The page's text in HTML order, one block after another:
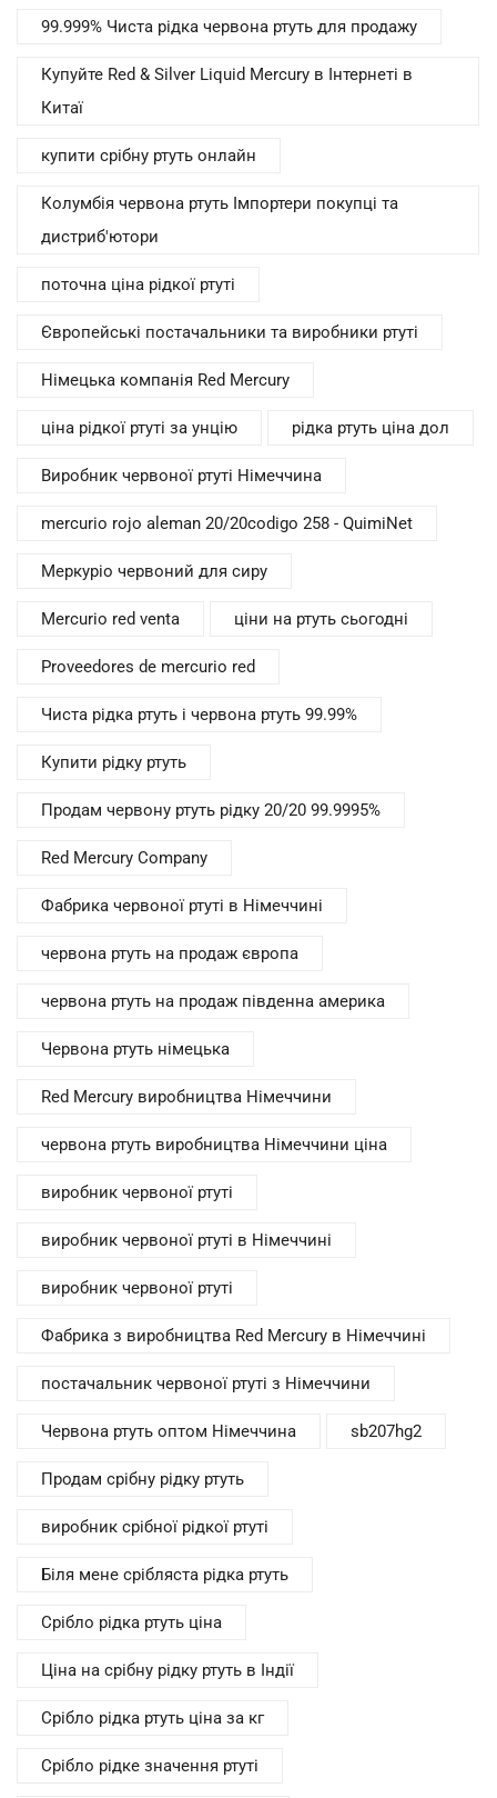
99.999% Чиста рідка червона ртуть для продажу
Купуйте Red & Silver Liquid Mercury в Інтернеті в
Китаї
купити срібну ртуть онлайн
Колумбія червона ртуть Імпортери покупці та
дистриб'ютори
поточна ціна рідкої ртуті
Європейські постачальники та виробники ртуті
Німецька компанія Red Mercury
ціна рідкої ртуті за унцію рідка ртуть ціна дол
Виробник червоної ртуті Німеччина
mercurio rojo aleman 20/20codigo 258 - QuimiNet
Меркуріо червоний для сиру
Mercurio red venta ціни на ртуть сьогодні
Proveedores de mercurio red
Чиста рідка ртуть і червона ртуть 99.99%
Купити рідку ртуть
Продам червону ртуть рідку 20/20 99.9995%
Red Mercury Company
Фабрика червоної ртуті в Німеччині
червона ртуть на продаж європа
червона ртуть на продаж південна америка
Червона ртуть німецька
Red Mercury виробництва Німеччини
червона ртуть виробництва Німеччини ціна
виробник червоної ртуті
виробник червоної ртуті в Німеччині
виробник червоної ртуті
Фабрика з виробництва Red Mercury в Німеччині
постачальник червоної ртуті з Німеччини
Червона ртуть оптом Німеччина sb207hg2
Продам срібну рідку ртуть
виробник срібної рідкої ртуті
Біля мене срібляста рідка ртуть
Срібло рідка ртуть ціна
Ціна на срібну рідку ртуть в Індії
Срібло рідка ртуть ціна за кг
Срібло рідке значення ртуті